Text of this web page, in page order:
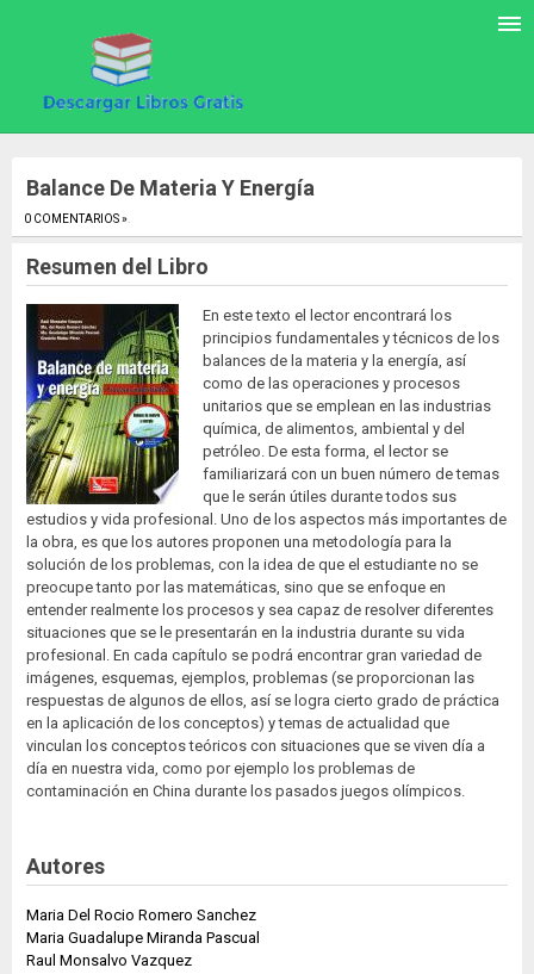
Balance De Materia Y Energía
0 COMENTARIOS ».
Resumen del Libro
En este texto el lector encontrará los
principios fundamentales y técnicos de los
balances de la materia y la energía, así
como de las operaciones y procesos
unitarios que se emplean en las industrias
química, de alimentos, ambiental y del
petróleo. De esta forma, el lector se
familiarizará con un buen número de temas
que le serán útiles durante todos sus
estudios y vida profesional. Uno de los aspectos más importantes de
la obra, es que los autores proponen una metodología para la
solución de los problemas, con la idea de que el estudiante no se
preocupe tanto por las matemáticas, sino que se enfoque en
entender realmente los procesos y sea capaz de resolver diferentes
situaciones que se le presentarán en la industria durante su vida
profesional. En cada capítulo se podrá encontrar gran variedad de
imágenes, esquemas, ejemplos, problemas (se proporcionan las
respuestas de algunos de ellos, así se logra cierto grado de práctica
en la aplicación de los conceptos) y temas de actualidad que
vinculan los conceptos teóricos con situaciones que se viven día a
día en nuestra vida, como por ejemplo los problemas de
contaminación en China durante los pasados juegos olímpicos.
Autores
Maria Del Rocio Romero Sanchez
Maria Guadalupe Miranda Pascual
Raul Monsalvo Vazquez